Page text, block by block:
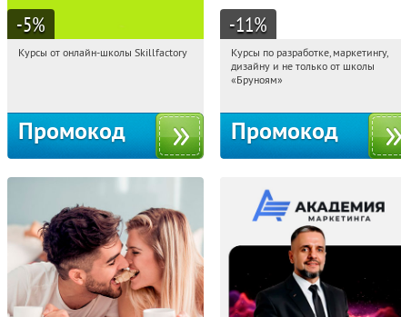
-5%
10:25:52
Получи первым!
Курсы от онлайн-школы Skillfactory
Промокод
-11%
10:25:52
Получи первым!
Россия
Курсы по разработке, маркетингу,
дизайну и не только от школы
«Бруноям»
Промокод